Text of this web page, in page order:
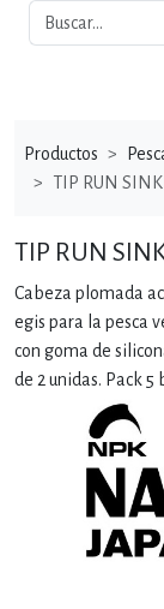
Productos
TIP RUN
TIP RUN
Cabeza plomada
egis para la pesca
con goma de
de 2 unidas. Pack 5